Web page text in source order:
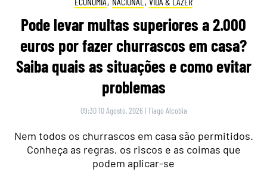
Pode levar multas superiores a 2.000
euros por fazer churrascos em casa?
Saiba quais as situações e como evitar
problemas
09:30 10 Agosto, 2026 |Tiago Alcobia
Nem todos os churrascos em casa são permitidos.
Conheça as regras, os riscos e as coimas que
podem aplicar-se